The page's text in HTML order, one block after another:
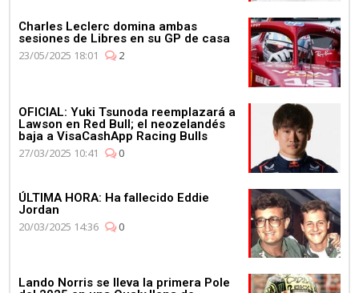
Charles Leclerc domina ambas
sesiones de Libres en su GP de casa
23/05/2025 18:01
2
OFICIAL: Yuki Tsunoda reemplazará a
Lawson en Red Bull; el neozelandés
baja a VisaCashApp Racing Bulls
27/03/2025 10:41
0
ÚLTIMA HORA: Ha fallecido Eddie
Jordan
20/03/2025 14:36
0
Lando Norris se lleva la primera Pole